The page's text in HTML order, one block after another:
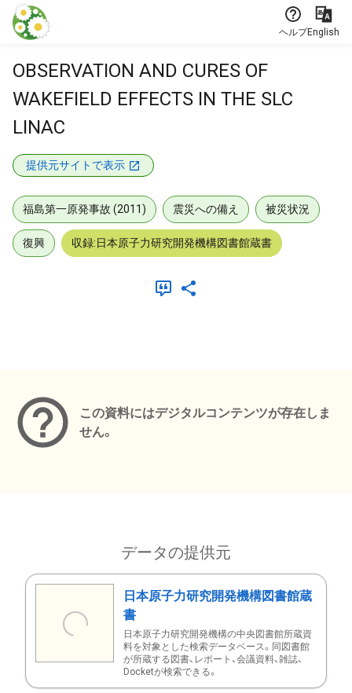
本文に飛ぶ
ヘルプEnglish
OBSERVATION AND CURES OF
WAKEFIELD EFFECTS IN THE SLC
LINAC
提供元サイトで表示
福島第一原発事故 (2011) 震災への備え 被災状況
復興 収録:日本原子力研究開発機構図書館蔵書
この資料にはデジタルコンテンツが存在しま
せん。
データの提供元
日本原子力研究開発機構図書館蔵
書
日本原子力研究開発機構の中央図書館所蔵資
料を対象とした検索データベース。同図書館
が所蔵する図書、レポート、会議資料、雑誌、
Docketが検索できる。